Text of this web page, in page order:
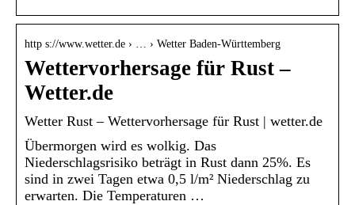
http s://www.wetter.de › … › Wetter Baden-Württemberg
Wettervorhersage für Rust –
Wetter.de
Wetter Rust – Wettervorhersage für Rust | wetter.de
Übermorgen wird es wolkig. Das
Niederschlagsrisiko beträgt in Rust dann 25%. Es
sind in zwei Tagen etwa 0,5 l/m² Niederschlag zu
erwarten. Die Temperaturen …